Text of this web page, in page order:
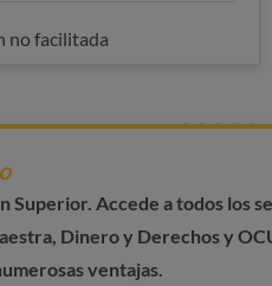
no facilitada
Superior. Accede a todos los
Dinero y Derechos y
ventajas.
3